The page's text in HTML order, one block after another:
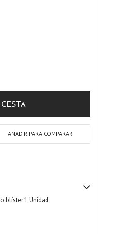
AÑADIR PARA COMPARAR
blíster 1 Unidad.